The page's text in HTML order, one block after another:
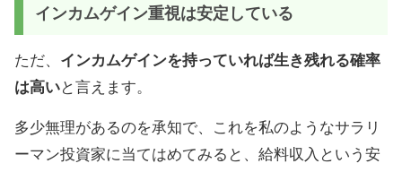
インカムゲイン重視は安定している
ただ、 インカムゲインを持っていれば生き残れる確率
は高いと言えます。
多少無理があるのを承知で、これを私のようなサラリ
ーマン投資家に当てはめてみると、給料収入という安